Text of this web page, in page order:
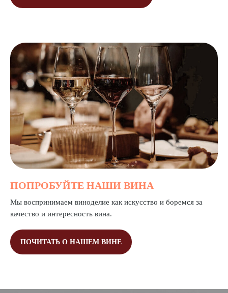
ПОПРОБУЙТЕ НАШИ ВИНА
Мы воспринимаем виноделие как искусство и боремся за
качество и интересность вина.
ПОЧИТАТЬ О НАШЕМ ВИНЕ